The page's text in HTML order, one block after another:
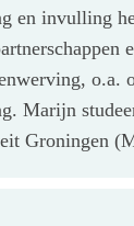
en invulling
o.a.
Marijn
Groningen